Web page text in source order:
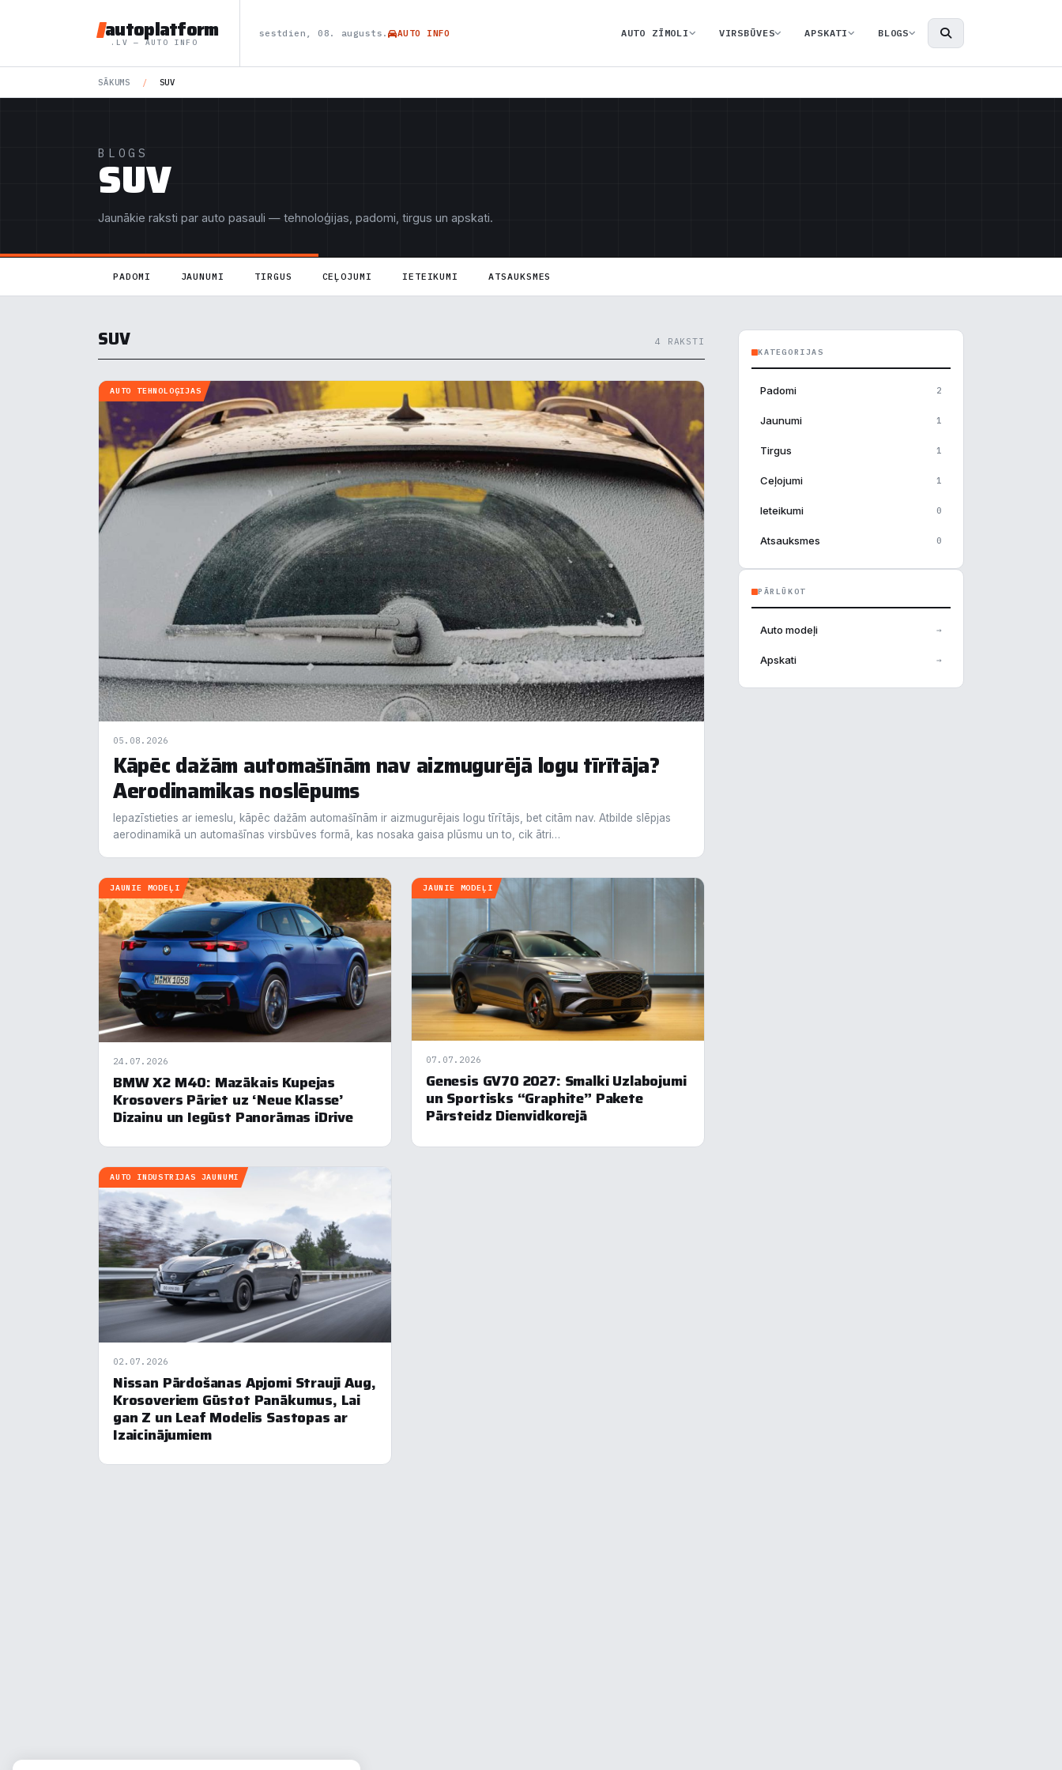
autoplatform
.LV — AUTO INFO
sestdien, 08. augusts. AUTO INFO AUTO ZĪMOLI VIRSBŪVES APSKATI BLOGS
SĀKUMS / SUV
BLOGS
SUV
Jaunākie raksti par auto pasauli — tehnoloģijas, padomi, tirgus un apskati.
PADOMI JAUNUMI TIRGUS CEĻOJUMI IETEIKUMI ATSAUKSMES
SUV 4 RAKSTI
AUTO TEHNOLOĢIJAS
05.08.2026
Kāpēc dažām automašīnām nav aizmugurējā logu tīrītāja?
Aerodinamikas noslēpums
Iepazīstieties ar iemeslu, kāpēc dažām automašīnām ir aizmugurējais logu tīrītājs, bet citām nav. Atbilde slēpjas
aerodinamikā un automašīnas virsbūves formā, kas nosaka gaisa plūsmu un to, cik ātri…
JAUNIE MODEĻI
24.07.2026
BMW X2 M40: Mazākais Kupejas
Krosovers Pāriet uz ‘Neue Klasse’
Dizainu un Iegūst Panorāmas iDrive
JAUNIE MODEĻI
07.07.2026
Genesis GV70 2027: Smalki Uzlabojumi
un Sportisks “Graphite” Pakete
Pārsteidz Dienvidkorejā
AUTO INDUSTRIJAS JAUNUMI
02.07.2026
Nissan Pārdošanas Apjomi Strauji Aug,
Krosoveriem Gūstot Panākumus, Lai
gan Z un Leaf Modelis Sastopas ar
Izaicinājumiem
KATEGORIJAS
Padomi 2
Jaunumi 1
Tirgus 1
Ceļojumi 1
Ieteikumi 0
Atsauksmes 0
PĀRLŪKOT
Auto modeļi →
Apskati →
Piekrišanas preferences
informāciju par visām sīk... Rādīt vairāk
▶ Nepieciešamās Vienmēr aktīvs
Funkcionālais
▶ Analītika
Reklāma